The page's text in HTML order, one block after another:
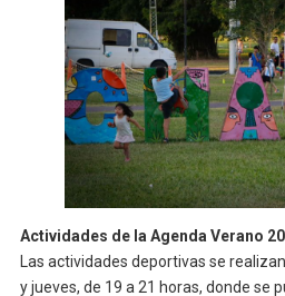
Actividades de la Agenda Verano
Las actividades deportivas se
y jueves, de 19 a 21 horas, donde se